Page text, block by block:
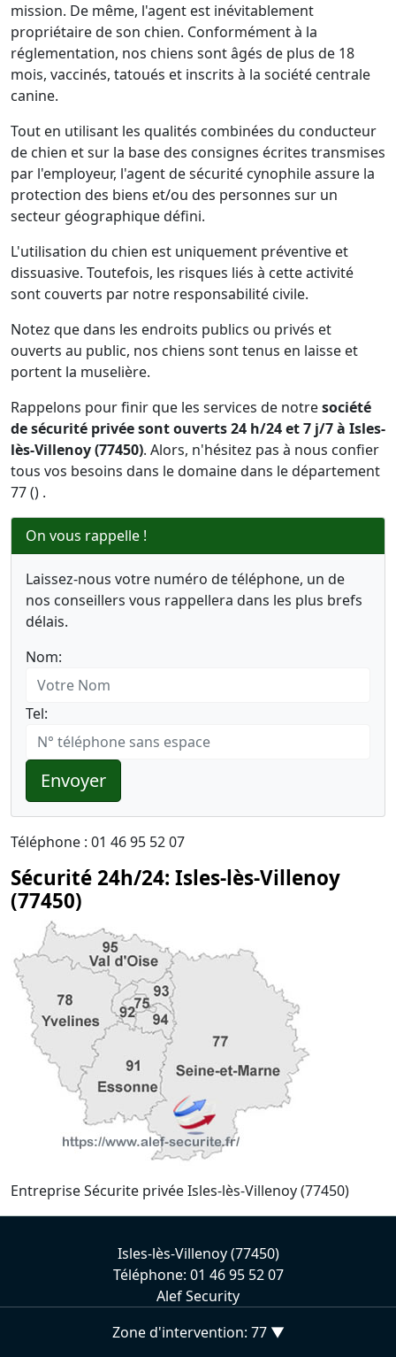
mission. De même, l'agent est inévitablement
propriétaire de son chien. Conformément à la
réglementation, nos chiens sont âgés de plus de 18
mois, vaccinés, tatoués et inscrits à la société centrale
canine.
Tout en utilisant les qualités combinées du conducteur
de chien et sur la base des consignes écrites transmises
par l'employeur, l'agent de sécurité cynophile assure la
protection des biens et/ou des personnes sur un
secteur géographique défini.
L'utilisation du chien est uniquement préventive et
dissuasive. Toutefois, les risques liés à cette activité
sont couverts par notre responsabilité civile.
Notez que dans les endroits publics ou privés et
ouverts au public, nos chiens sont tenus en laisse et
portent la muselière.
Rappelons pour finir que les services de notresociété
de sécurité privée sont ouverts 24 h/24 et 7 j/7 à Isles-
lès-Villenoy (77450). Alors, n'hésitez pas à nous confier
tous vos besoins dans le domaine dans le département
77 () .
On vous rappelle !
Laissez-nous votre numéro de téléphone, un de
nos conseillers vous rappellera dans les plus brefs
délais.
Nom:
Tel:
Envoyer
Téléphone : 01 46 95 52 07
Sécurité 24h/24: Isles-lès-Villenoy
(77450)
Entreprise Sécurite privée Isles-lès-Villenoy (77450)
Isles-lès-Villenoy (77450)
Téléphone: 01 46 95 52 07
Alef Security
Zone d'intervention: 77 ▼